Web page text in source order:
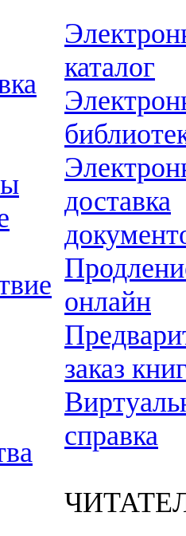
каталог
доставка
онлайн
заказ
справка